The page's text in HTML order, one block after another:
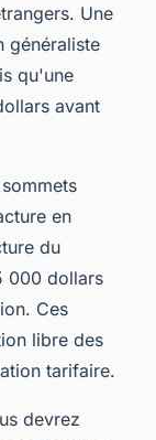
Une
généraliste
qu'une
avant
en
du
000 dollars
Ces
libre des
tarifaire.
devrez